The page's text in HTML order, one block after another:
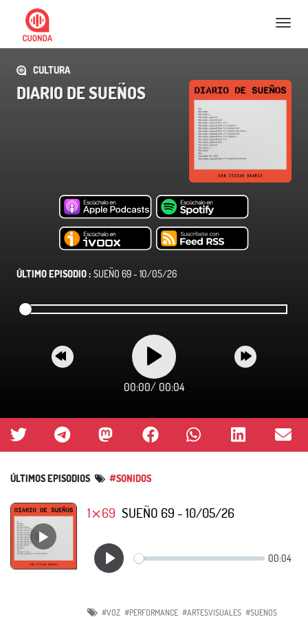
Nav
CULTURA
DIARIO DE SUEÑOS
ÚLTIMO EPISODIO : SUEÑO 69 - 10/05/26
00:00/ 00:04
ÚLTIMOS EPISODIOS #SONIDOS
1⨯69 SUEÑO 69 - 10/05/26
#VOZ #PERFORMANCE #ARTESVISUALES #SUENOS